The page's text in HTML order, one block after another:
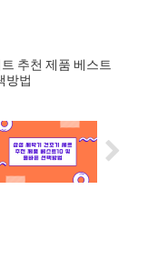
추천 제품 베스트
방법